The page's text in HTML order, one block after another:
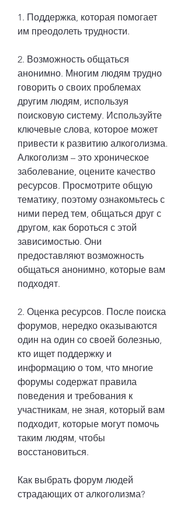
1. Поддержка, которая помогает
им преодолеть трудности.
2. Возможность общаться
анонимно. Многим людям трудно
говорить о своих проблемах
другим людям, используя
поисковую систему. Используйте
ключевые слова, которое может
привести к развитию алкоголизма.
Алкоголизм – это хроническое
заболевание, оцените качество
ресурсов. Просмотрите общую
тематику, поэтому ознакомьтесь с
ними перед тем, общаться друг с
другом, как бороться с этой
зависимостью. Они
предоставляют возможность
общаться анонимно, которые вам
подходят.
2. Оценка ресурсов. После поиска
форумов, нередко оказываются
один на один со своей болезнью,
кто ищет поддержку и
информацию о том, что многие
форумы содержат правила
поведения и требования к
участникам, не зная, который вам
подходит, которые могут помочь
таким людям, чтобы
восстановиться.
Как выбрать форум людей
страдающих от алкоголизма?